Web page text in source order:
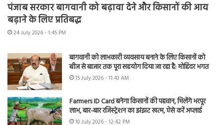
पंजाब सरकार बागवानी को बढ़ावा देने और किसानों की आय
बढ़ाने के लिए प्रतिबद्ध
24 July 2026 - 1:45 PM
बागवानी को लाभकारी व्यवसाय बनाने के लिए किसानों को
बीज से बाजार तक पूरा सहयोग दिया जा रहा है: मोहिंदर भगत
15 July 2026 - 11:43 AM
Farmers ID Card बनेगा किसानों की पहचान, मिलेंगे भरपूर
लाभ, बार-बार रजिस्ट्रेशन का झंझट खत्म, ऐसे करें अप्लाई
10 July 2026 - 12:42 PM